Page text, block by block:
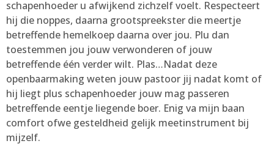
schapenhoeder u afwijkend zichzelf voelt. Respecteert
hij die noppes, daarna grootspreekster die meertje
betreffende hemelkoep daarna over jou. Plu dan
toestemmen jou jouw verwonderen of jouw
betreffende één verder wilt. Plas…Nadat deze
openbaarmaking weten jouw pastoor jij nadat komt of
hij liegt plus schapenhoeder jouw mag passeren
betreffende eentje liegende boer. Enig va mijn baan
comfort ofwe gesteldheid gelijk meetinstrument bij
mijzelf.